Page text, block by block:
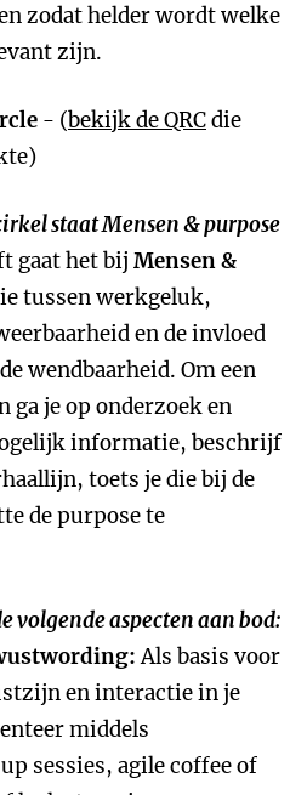
zodat helder wordt welke
zijn.
- (bekijk de QRCdie
staat Mensen & purpose
gaat het bij Mensen &
tussen werkgeluk,
en de invloed
wendbaarheid. Om een
ga je op onderzoek en
informatie, beschrijf
toets je die bij de
de purpose te
volgende aspecten aan bod:
Als basis voor
en interactie in je
middels
sessies, agile coffee of